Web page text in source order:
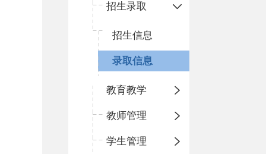
招生录取
招生信息
录取信息
教育教学
教师管理
学生管理